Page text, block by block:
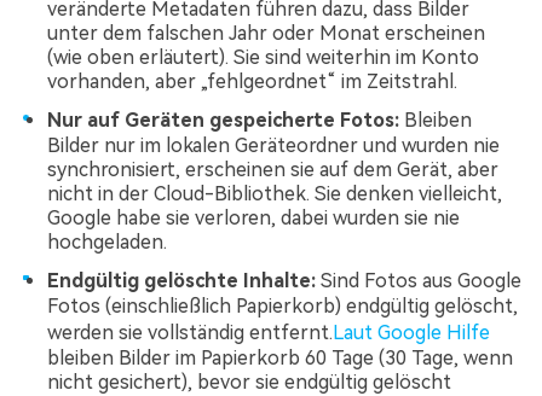
veränderte Metadaten führen dazu, dass Bilder
unter dem falschen Jahr oder Monat erscheinen
(wie oben erläutert). Sie sind weiterhin im Konto
vorhanden, aber „fehlgeordnet“ im Zeitstrahl.
Nur auf Geräten gespeicherte Fotos: Bleiben
Bilder nur im lokalen Geräteordner und wurden nie
synchronisiert, erscheinen sie auf dem Gerät, aber
nicht in der Cloud-Bibliothek. Sie denken vielleicht,
Google habe sie verloren, dabei wurden sie nie
hochgeladen.
Endgültig gelöschte Inhalte: Sind Fotos aus Google
Fotos (einschließlich Papierkorb) endgültig gelöscht,
werden sie vollständig entfernt.Laut Google Hilfe
bleiben Bilder im Papierkorb 60 Tage (30 Tage, wenn
nicht gesichert), bevor sie endgültig gelöscht